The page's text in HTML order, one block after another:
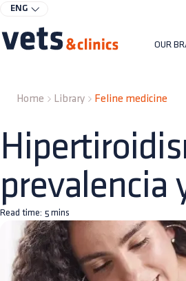
ENG
OUR
Home Library Feline medicine
prevalencia
Read time: 5 mins